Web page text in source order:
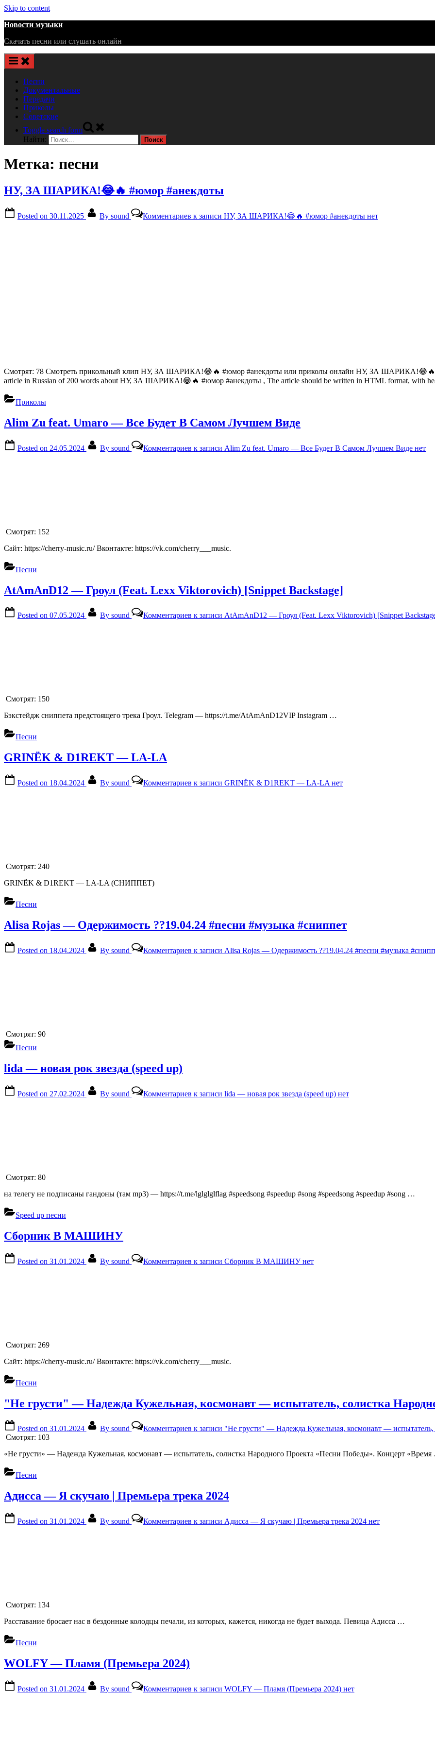
Skip to content
Новости музыки
Скачать песни или слушать онлайн
Песни
Документальные
Передачи
Приколы
Советские
Toggle search form
Найти:
Метка: песни
НУ, ЗА ШАРИКА!😂🔥 #юмор #анекдоты
Posted on 30.11.2025 By sound Комментариев к записи НУ, ЗА ШАРИКА!😂🔥 #юмор #анекдоты нет
Смотрят: 78 Смотреть прикольный клип НУ, ЗА ШАРИКА!😂🔥 #юмор #анекдоты или приколы онлайн НУ, ЗА ШАРИКА!😂🔥
article in Russian of 200 words about НУ, ЗА ШАРИКА!😂🔥 #юмор #анекдоты , The article should be written in HTML format, with
Приколы
Alim Zu feat. Umaro — Все Будет В Самом Лучшем Виде
Posted on 24.05.2024 By sound Комментариев к записи Alim Zu feat. Umaro — Все Будет В Самом Лучшем Виде нет
Смотрят: 152
Сайт: https://cherry-music.ru/ Вконтакте: https://vk.com/cherry___music.
Песни
AtAmAnD12 — Гроул (Feat. Lexx Viktorovich) [Snippet Backstage]
Posted on 07.05.2024 By sound Комментариев к записи AtAmAnD12 — Гроул (Feat. Lexx Viktorovich) [Snippet
Смотрят: 150
Бэкстейдж сниппета предстоящего трека Гроул. Telegram — https://t.me/AtAmAnD12VIP Instagram …
Песни
GRINЁK & D1REKT — LA-LA
Posted on 18.04.2024 By sound Комментариев к записи GRINЁK & D1REKT — LA-LA нет
Смотрят: 240
GRINЁK & D1REKT — LA-LA (СНИППЕТ)
Песни
Alisa Rojas — Одержимость ??19.04.24 #песни #музыка #сниппет
Posted on 18.04.2024 By sound Комментариев к записи Alisa Rojas — Одержимость ??19.04.24 #песни #музыка
Смотрят: 90
Песни
lida — новая рок звезда (speed up)
Posted on 27.02.2024 By sound Комментариев к записи lida — новая рок звезда (speed up) нет
Смотрят: 80
на телегу не подписаны гандоны (там mp3) — https://t.me/lglglglflag #speedsong #speedup #song #speedsong #speedup #song …
Speed up песни
Сборник В МАШИНУ
Posted on 31.01.2024 By sound Комментариев к записи Сборник В МАШИНУнет
Смотрят: 269
Сайт: https://cherry-music.ru/ Вконтакте: https://vk.com/cherry___music.
Песни
"Не грусти" — Надежда Кужельная, космонавт — испытатель, солистка
Posted on 31.01.2024 By sound Комментариев к записи "Не грусти" — Надежда Кужельная, космонавт —
Смотрят: 103
«Не грусти» — Надежда Кужельная, космонавт — испытатель, солистка Народного Проекта «Песни Победы». Концерт
Песни
Адисса — Я скучаю | Премьера трека 2024
Posted on 31.01.2024 By sound Комментариев к записи Адисса — Я скучаю | Премьера трека 2024 нет
Смотрят: 134
Расставание бросает нас в бездонные колодцы печали, из которых, кажется, никогда не будет выхода. Певица Адисса …
Песни
WOLFY — Пламя (Премьера 2024)
Posted on 31.01.2024 By sound Комментариев к записи WOLFY — Пламя (Премьера 2024) нет